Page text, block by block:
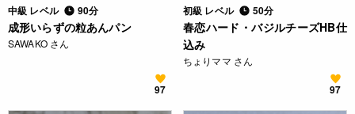
中級 レベル 90分
成形いらずの粒あんパン
SAWAKO さん
97
初級 レベル 50分
春恋ハード・バジルチーズHB仕
込み
ちょりママ さん
97